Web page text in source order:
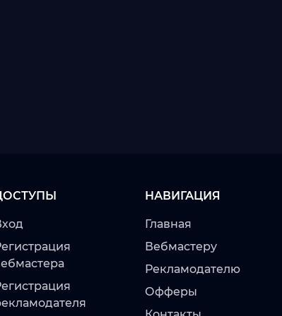
НАВИГАЦИЯ
Главная
Вебмастеру
Рекламодателю
Офферы